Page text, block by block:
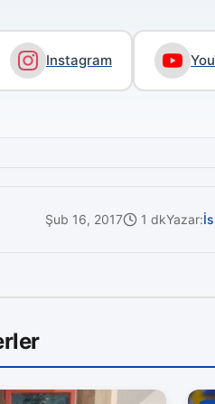
Instagram
Şub 16, 2017 1 dkYazar: